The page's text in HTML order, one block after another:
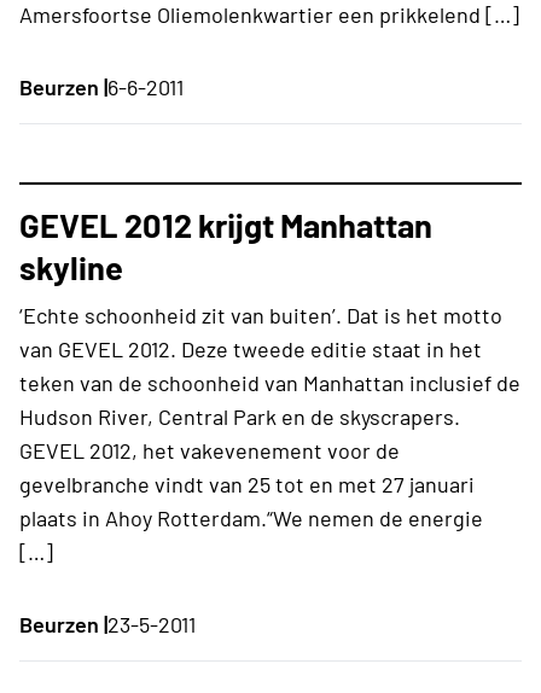
Amersfoortse Oliemolenkwartier een prikkelend […]
Beurzen |6-6-2011
GEVEL 2012 krijgt Manhattan
skyline
‘Echte schoonheid zit van buiten’. Dat is het motto
van GEVEL 2012. Deze tweede editie staat in het
teken van de schoonheid van Manhattan inclusief de
Hudson River, Central Park en de skyscrapers.
GEVEL 2012, het vakevenement voor de
gevelbranche vindt van 25 tot en met 27 januari
plaats in Ahoy Rotterdam.“We nemen de energie
[…]
Beurzen |23-5-2011